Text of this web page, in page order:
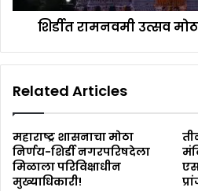
शिर्डीत रामनवमी उत्सव
Related Articles
महाराष्ट्र शासनाचा मोठा
निर्णय-शिर्डी नगरपरिषदेला
मिळाला परिविक्षाधीन
मुख्याधिकारी!